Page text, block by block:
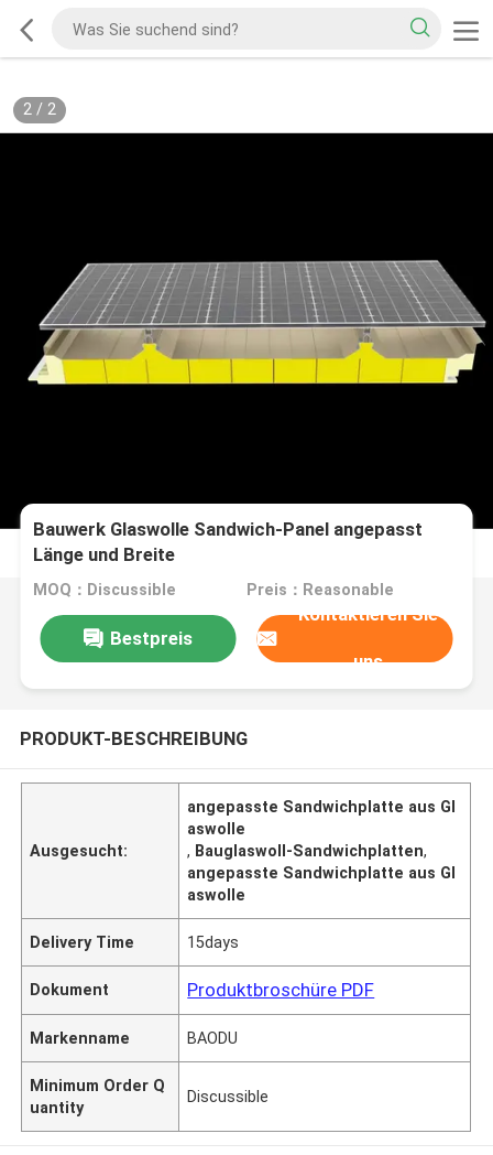
2/ 2
Bauwerk Glaswolle Sandwich-Panel angepasst
Länge und Breite
MOQ：Discussible Preis：Reasonable
Bestpreis
Kontaktieren Sie
uns
PRODUKT-BESCHREIBUNG
Ausgesucht:
angepasste Sandwichplatte aus Gl
aswolle
, Bauglaswoll-Sandwichplatten,
angepasste Sandwichplatte aus Gl
aswolle
Delivery Time 15days
Dokument Produktbroschüre PDF
Markenname BAODU
Minimum Order Q
uantity
Discussible